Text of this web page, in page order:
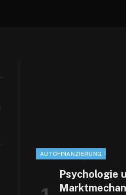
AUTOFINANZIERUNG
Psychologie